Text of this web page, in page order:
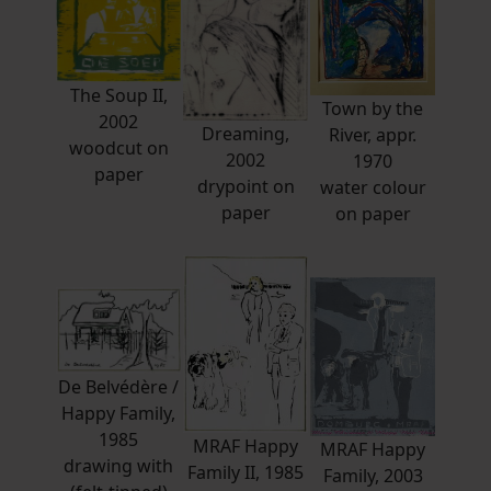
The Soup II,
2002
woodcut on
paper
Dreaming,
2002
drypoint on
paper
Town by the
River, appr.
1970
water colour
on paper
De Belvédère /
Happy Family,
1985
drawing with
MRAF Happy
Family II, 1985
MRAF Happy
Family, 2003